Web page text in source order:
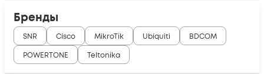
Бренды
SNR Cisco MikroTik Ubiquiti
BDCOM
POWERTONE
Teltonika